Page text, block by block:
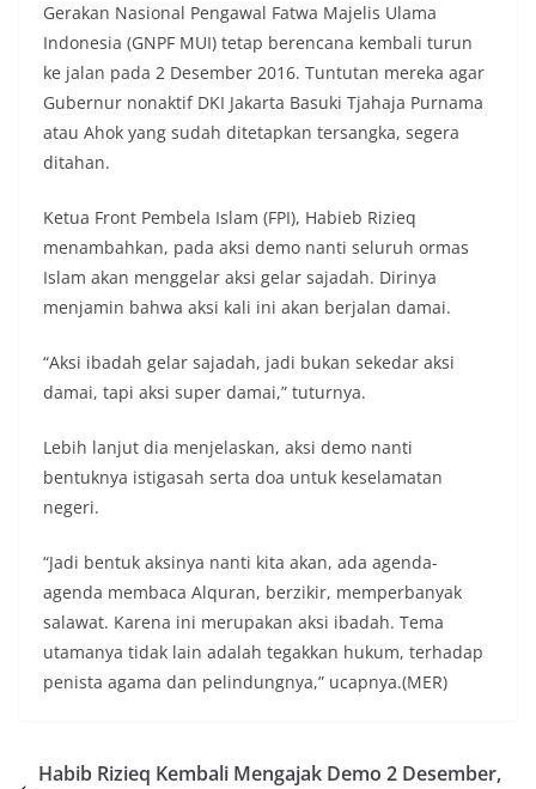
Gerakan Nasional Pengawal Fatwa Majelis Ulama
Indonesia (GNPF MUI) tetap berencana kembali turun
ke jalan pada 2 Desember 2016. Tuntutan mereka agar
Gubernur nonaktif DKI Jakarta Basuki Tjahaja Purnama
atau Ahok yang sudah ditetapkan tersangka, segera
ditahan.
Ketua Front Pembela Islam (FPI), Habieb Rizieq
menambahkan, pada aksi demo nanti seluruh ormas
Islam akan menggelar aksi gelar sajadah. Dirinya
menjamin bahwa aksi kali ini akan berjalan damai.
“Aksi ibadah gelar sajadah, jadi bukan sekedar aksi
damai, tapi aksi super damai,” tuturnya.
Lebih lanjut dia menjelaskan, aksi demo nanti
bentuknya istigasah serta doa untuk keselamatan
negeri.
“Jadi bentuk aksinya nanti kita akan, ada agenda-
agenda membaca Alquran, berzikir, memperbanyak
salawat. Karena ini merupakan aksi ibadah. Tema
utamanya tidak lain adalah tegakkan hukum, terhadap
penista agama dan pelindungnya,” ucapnya.(MER)
Habib Rizieq Kembali Mengajak Demo 2 Desember,